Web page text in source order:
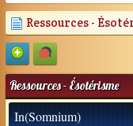
Ressources -
Ressources - Ésotérisme
In(Somnium)